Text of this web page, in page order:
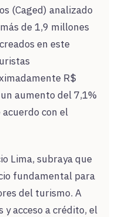
(Caged) analizado
de 1,9 millones
en este
R$
aumento del 7,1%
con el
Lima, subraya que
fundamental para
del turismo. A
acceso a crédito, el